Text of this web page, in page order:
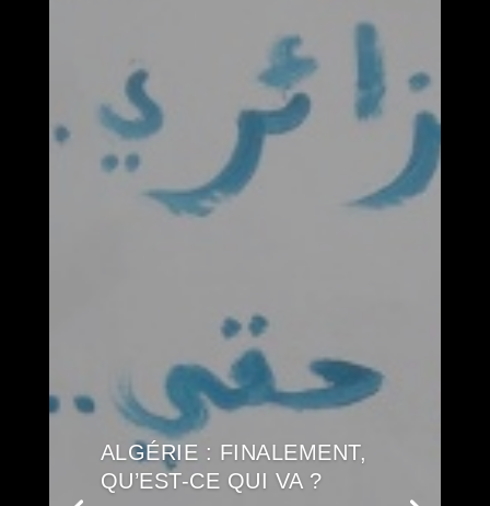
ALGÉRIE : FINALEMENT,
QU’EST-CE QUI VA ?